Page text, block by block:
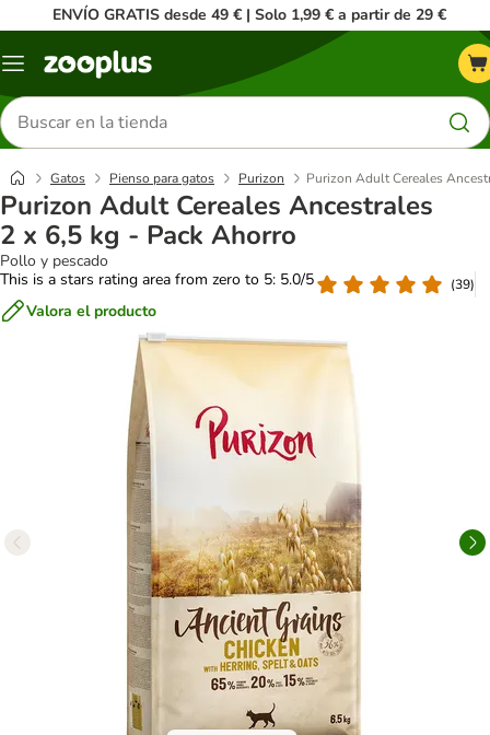
ENVÍO GRATIS desde 49 € | Solo 1,99 € a partir de 29 €
Menú
Buscar
productos
Gatos Pienso para gatos Purizon Purizon Adult Cereales
Purizon Adult Cereales Ancestrales
2 x 6,5 kg - Pack Ahorro
Pollo y pescado
This is a stars rating area from zero to 5: 5.0/5
(39)
Valora el producto